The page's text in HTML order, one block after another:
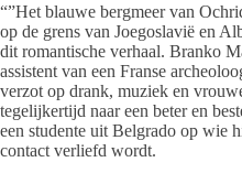
“”Het blauwe bergmeer van
op de grens van Joegoslavië en
dit romantische verhaal. Branko
assistent van een Franse
verzot op drank, muziek en
tegelijkertijd naar een beter en
een studente uit Belgrado op wie
contact verliefd wordt.